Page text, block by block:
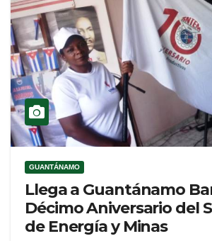
GUANTÁNAMO
Llega a Guantánamo
Décimo Aniversario del
de Energía y Minas